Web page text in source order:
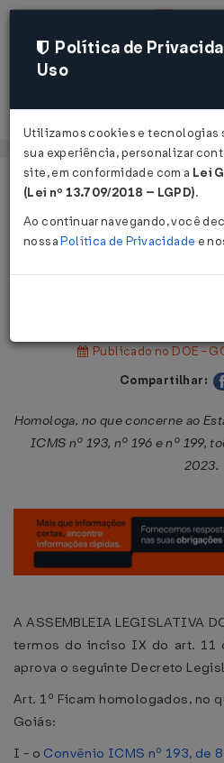
Página Inicial Legislações
Decreto
Publicado no DOE -
Compartilhar:
Homologa, no que concerne ao
ICMS nº 193, nº 196 e nº 199,
2023.
A ASSEMBLEIA LEGISLATIVA
termos do inciso IX do art. 11
aprova o seguinte Decreto
Art. 1º Ficam homologados, no
Goiás:
I - o Convênio ICMS nº 193, de
Política de
Uso
Utilizamos cookies e tecnologias
sua experiência, personalizar
site, em conformidade com a Lei
(Lei nº 13.709/2018 – LGPD).
Ao continuar navegando, você
nossaPolítica de Privacidade e